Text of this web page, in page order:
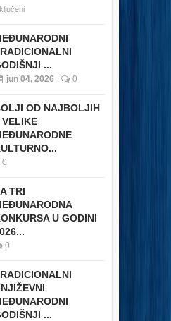
...
jun 04, 2026 0
OD NAJBOLJIH
VELIKE
0
TRI
U GODINI
0
...